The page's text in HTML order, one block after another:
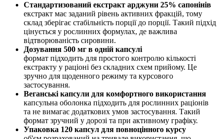
Стандартизований екстракт арджуни 25% сапонінів
екстракт має заданий рівень активних фракцій, тому
склад зберігає стабільність порції до порції. Такий підхід
цінується у рослинних формулах, де важлива
відтворюваність сировини.
Дозування 500 мг в одній капсулі
формат підходить для простого контролю кількості
екстракту у раціоні без складних схем прийому. Це
зручно для щоденного режиму та курсового
застосування.
Веганські капсули для комфортного використання
капсульна оболонка підходить для рослинних раціонів
та не вимагає додаткових умов застосування. Такий
формат зручний у дорозі та при активному графіку.
Упаковка 120 капсул для повноцінного курсу